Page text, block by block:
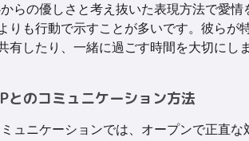
らの優しさと考え抜いた表現方法で愛情
りも行動で示すことが多いです。彼らが
有したり、一緒に過ごす時間を大切にし
とのコミュニケーション方法
ュニケーションでは、オープンで正直な